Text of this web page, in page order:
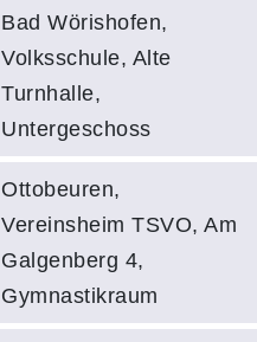
Bad Wörishofen,
Volksschule, Alte
Turnhalle,
Untergeschoss
Ottobeuren,
Vereinsheim TSVO, Am
Galgenberg 4,
Gymnastikraum